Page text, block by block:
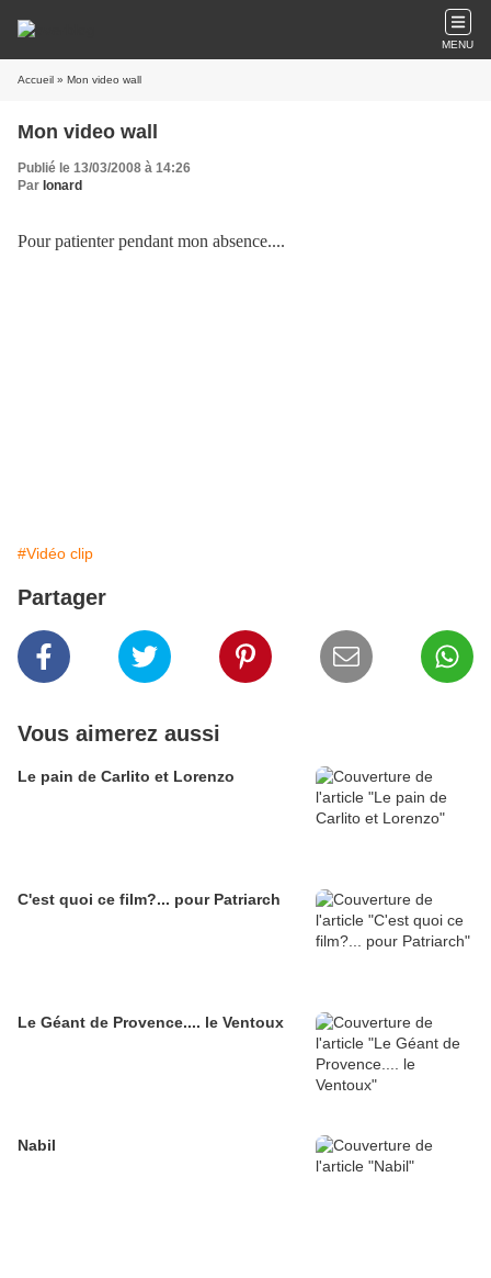
MENU
Accueil » Mon video wall
Mon video wall
Publié le 13/03/2008 à 14:26
Par Ionard
Pour patienter pendant mon absence....
#Vidéo clip
Partager
Vous aimerez aussi
Le pain de Carlito et Lorenzo
C'est quoi ce film?... pour Patriarch
Le Géant de Provence.... le Ventoux
Nabil